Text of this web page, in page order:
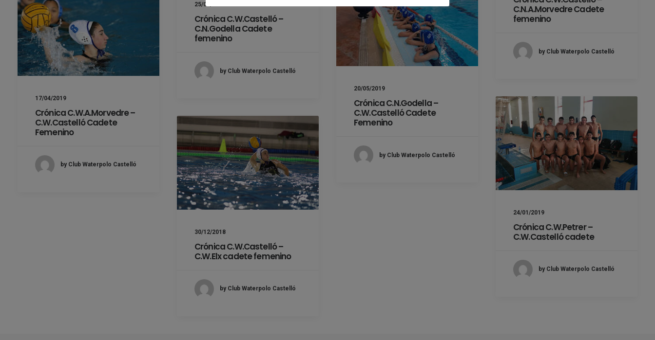
C.N.A.Morvedre Cadete
femenino
by Club Waterpolo Castelló
20/05/2019
Crónica C.N.Godella –
C.W.Castelló Cadete
Femenino
by Club Waterpolo Castelló
17/04/2019
Crónica C.W.A.Morvedre –
C.W.Castelló Cadete
Femenino
by Club Waterpolo Castelló
25/02/2019
Crónica C.W.Castelló –
C.N.Godella Cadete
femenino
by Club Waterpolo Castelló
24/01/2019
Crónica C.W.Petrer –
C.W.Castelló cadete
by Club Waterpolo Castelló
30/12/2018
Crónica C.W.Castelló –
C.W.Elx cadete femenino
by Club Waterpolo Castelló